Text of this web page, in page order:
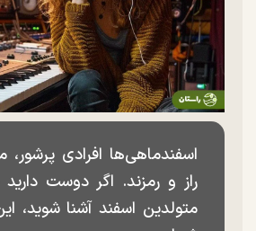
اسفندماهی‌ها افرادی پرشور،
راز و رمزند. اگر دوست
متولدین اسفند آشنا شوید،